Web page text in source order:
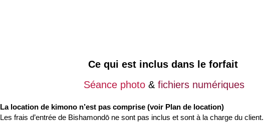
Ce qui est inclus dans le forfait
Séance photo& fichiers numériques
La location de kimono n’est pas comprise (voir Plan de location)
Les frais d’entrée de Bishamondō ne sont pas inclus et sont à la charge du client.